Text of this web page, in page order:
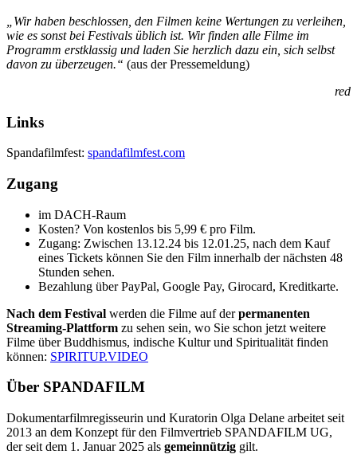
„Wir haben beschlossen, den Filmen keine Wertungen zu verleihen,
wie es sonst bei Festivals üblich ist. Wir finden alle Filme im
Programm erstklassig und laden Sie herzlich dazu ein, sich selbst
davon zu überzeugen.“ (aus der Pressemeldung)
red
Links
Spandafilmfest: spandafilmfest.com
Zugang
im DACH-Raum
Kosten? Von kostenlos bis 5,99 € pro Film.
Zugang: Zwischen 13.12.24 bis 12.01.25, nach dem Kauf
eines Tickets können Sie den Film innerhalb der nächsten 48
Stunden sehen.
Bezahlung über PayPal, Google Pay, Girocard, Kreditkarte.
Nach dem Festival werden die Filme auf derpermanenten
Streaming-Plattform zu sehen sein, wo Sie schon jetzt weitere
Filme über Buddhismus, indische Kultur und Spiritualität finden
können: SPIRITUP.VIDEO
Über SPANDAFILM
Dokumentarfilmregisseurin und Kuratorin Olga Delane arbeitet seit
2013 an dem Konzept für den Filmvertrieb SPANDAFILM UG,
der seit dem 1. Januar 2025 als gemeinnützig gilt.